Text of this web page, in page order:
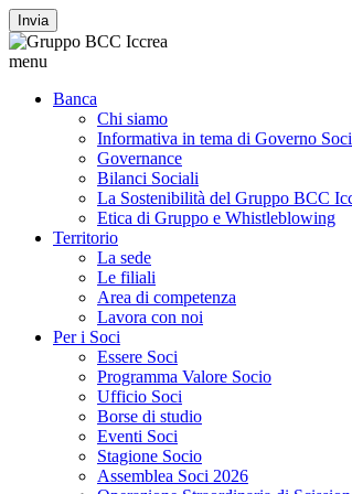
Invia
menu
Banca
Chi siamo
Informativa in tema di Governo
Governance
Bilanci Sociali
La Sostenibilità del Gruppo BCC
Etica di Gruppo e Whistleblowing
Territorio
La sede
Le filiali
Area di competenza
Lavora con noi
Per i Soci
Essere Soci
Programma Valore Socio
Ufficio Soci
Borse di studio
Eventi Soci
Stagione Socio
Assemblea Soci 2026